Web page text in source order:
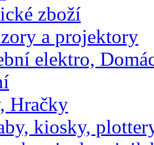
zboží
a projektory
elektro,
Hračky
kiosky,